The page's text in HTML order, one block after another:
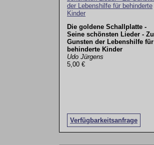
Die goldene Schallplatte -
Seine schönsten Lieder - Zu
Gunsten der Lebenshilfe für
behinderte Kinder
Udo Jürgens
5,00 €
Verfügbarkeitsanfrage